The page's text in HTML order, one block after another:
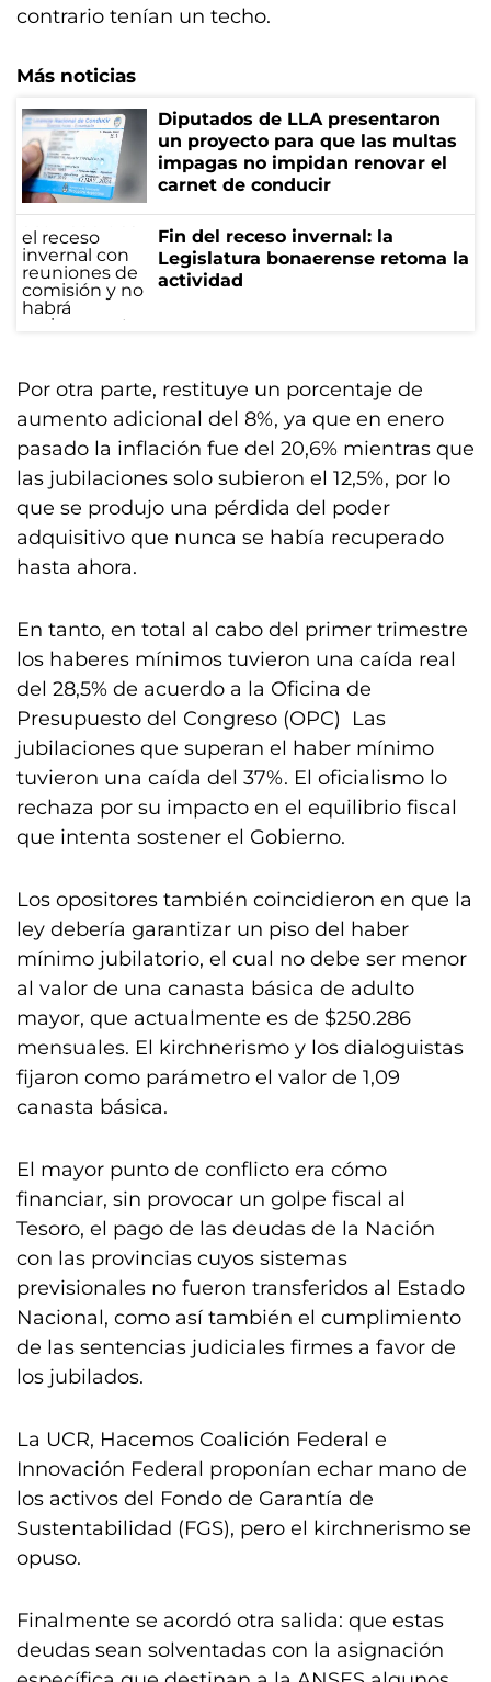
contrario tenían un techo.
Más noticias
Diputados de LLA presentaron
un proyecto para que las multas
impagas no impidan renovar el
carnet de conducir
Fin del receso invernal: la
Legislatura bonaerense retoma la
actividad
Por otra parte, restituye un porcentaje de
aumento adicional del 8%, ya que en enero
pasado la inflación fue del 20,6% mientras que
las jubilaciones solo subieron el 12,5%, por lo
que se produjo una pérdida del poder
adquisitivo que nunca se había recuperado
hasta ahora.
En tanto, en total al cabo del primer trimestre
los haberes mínimos tuvieron una caída real
del 28,5% de acuerdo a la Oficina de
Presupuesto del Congreso (OPC) Las
jubilaciones que superan el haber mínimo
tuvieron una caída del 37%. El oficialismo lo
rechaza por su impacto en el equilibrio fiscal
que intenta sostener el Gobierno.
Los opositores también coincidieron en que la
ley debería garantizar un piso del haber
mínimo jubilatorio, el cual no debe ser menor
al valor de una canasta básica de adulto
mayor, que actualmente es de $250.286
mensuales. El kirchnerismo y los dialoguistas
fijaron como parámetro el valor de 1,09
canasta básica.
El mayor punto de conflicto era cómo
financiar, sin provocar un golpe fiscal al
Tesoro, el pago de las deudas de la Nación
con las provincias cuyos sistemas
previsionales no fueron transferidos al Estado
Nacional, como así también el cumplimiento
de las sentencias judiciales firmes a favor de
los jubilados.
La UCR, Hacemos Coalición Federal e
Innovación Federal proponían echar mano de
los activos del Fondo de Garantía de
Sustentabilidad (FGS), pero el kirchnerismo se
opuso.
Finalmente se acordó otra salida: que estas
deudas sean solventadas con la asignación